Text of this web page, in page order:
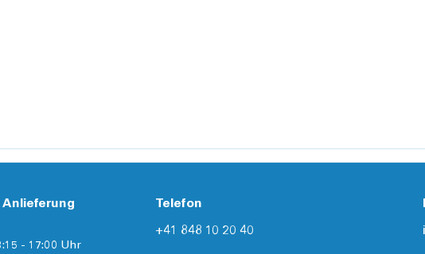
- 17:00 Uhr
Telefon
+41 848 10 20 40